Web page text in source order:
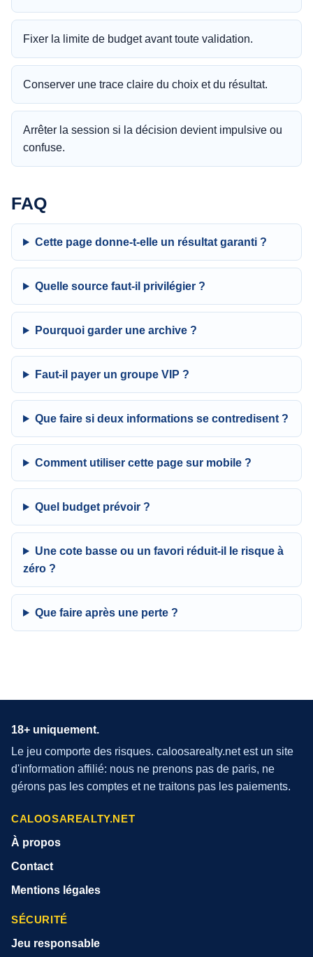
Fixer la limite de budget avant toute validation.
Conserver une trace claire du choix et du résultat.
Arrêter la session si la décision devient impulsive ou
confuse.
FAQ
Cette page donne-t-elle un résultat garanti ?
Quelle source faut-il privilégier ?
Pourquoi garder une archive ?
Faut-il payer un groupe VIP ?
Que faire si deux informations se contredisent ?
Comment utiliser cette page sur mobile ?
Quel budget prévoir ?
Une cote basse ou un favori réduit-il le risque à
zéro ?
Que faire après une perte ?
18+ uniquement.
Le jeu comporte des risques. caloosarealty.net est un site
d'information affilié: nous ne prenons pas de paris, ne
gérons pas les comptes et ne traitons pas les paiements.
CALOOSAREALTY.NET
À propos
Contact
Mentions légales
SÉCURITÉ
Jeu responsable